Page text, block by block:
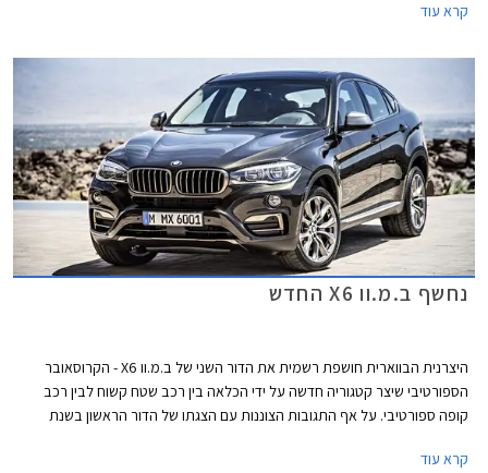
רכבים שנמכרו בעולם ומעל 500 רכבים שנמכרו בישראל.
קרא עוד
נחשף ב.מ.וו X6 החדש
היצרנית הבווארית חושפת רשמית את הדור השני של ב.מ.וו X6 - הקרוסאובר
הספורטיבי שיצר קטגוריה חדשה על ידי הכלאה בין רכב שטח קשוח לבין רכב
קופה ספורטיבי. על אף התגובות הצוננות עם הצגתו של הדור הראשון בשנת
קרא עוד